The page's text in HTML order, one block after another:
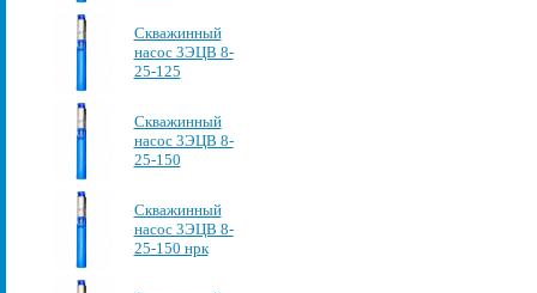
Скважинный
насос 3ЭЦВ 8-
25-125
Скважинный
насос 3ЭЦВ 8-
25-150
Скважинный
насос 3ЭЦВ 8-
25-150 нрк